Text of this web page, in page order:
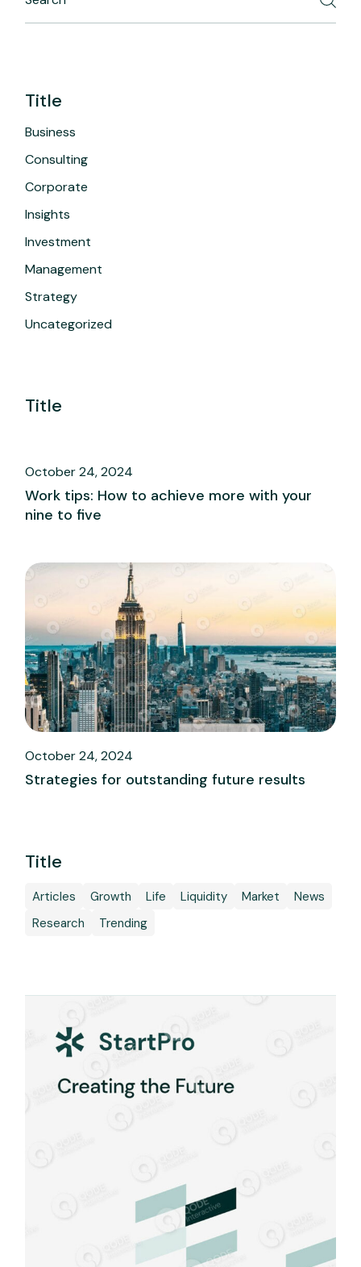
Title
Business
Consulting
Corporate
Insights
Investment
Management
Strategy
Uncategorized
Title
October 24, 2024
Work tips: How to achieve more with your
nine to five
October 24, 2024
Strategies for outstanding future results
Title
Articles Growth Life Liquidity Market
News
Research
Trending